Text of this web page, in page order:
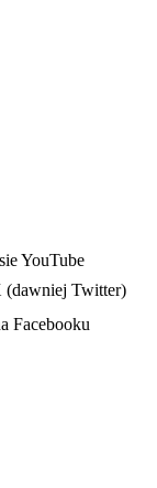
YouTube
(dawniej Twitter)
Facebooku